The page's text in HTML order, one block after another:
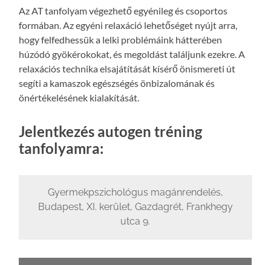
Az AT tanfolyam végezhető egyénileg és csoportos
formában. Az egyéni relaxáció lehetőséget nyújt arra,
hogy felfedhessük a lelki problémáink hátterében
húzódó gyökérokokat, és megoldást találjunk ezekre. A
relaxációs technika elsajátítását kísérő önismereti út
segíti a kamaszok egészségés önbizalomának és
önértékelésének kialakítását.
Jelentkezés autogen tréning
tanfolyamra:
Gyermekpszichológus magánrendelés,
Budapest, XI. kerület, Gazdagrét, Frankhegy
utca 9.